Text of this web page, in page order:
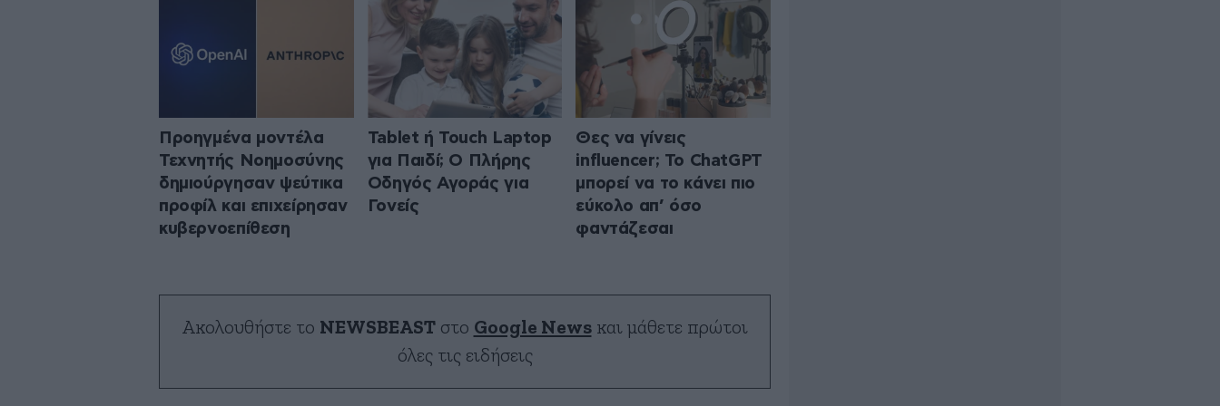
Προηγμένα μοντέλα
Τεχνητής Νοημοσύνης
δημιούργησαν ψεύτικα
προφίλ και επιχείρησαν
κυβερνοεπίθεση
Tablet ή Touch Laptop
για Παιδί; Ο Πλήρης
Οδηγός Αγοράς για
Γονείς
Θες να γίνεις
influencer; Το ChatGPT
μπορεί να το κάνει πιο
εύκολο απ’ όσο
φαντάζεσαι
Ακολουθήστε το NEWSBEASTστο Google Newsκαι μάθετε πρώτοι
όλες τις ειδήσεις